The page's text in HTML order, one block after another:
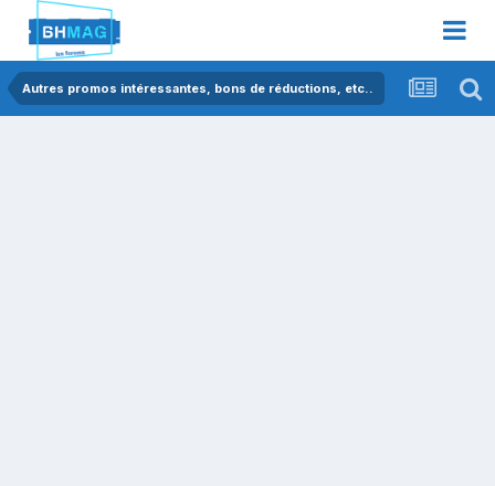
Autres promos intéressantes, bons de réductions, etc..